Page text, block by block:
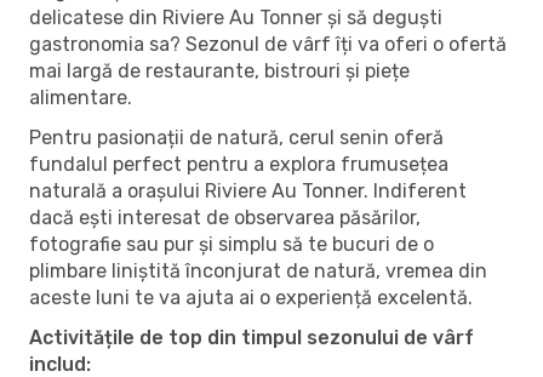
delicatese din Riviere Au Tonner și să deguști
gastronomia sa? Sezonul de vârf îți va oferi o ofertă
mai largă de restaurante, bistrouri și piețe
alimentare.
Pentru pasionații de natură, cerul senin oferă
fundalul perfect pentru a explora frumusețea
naturală a orașului Riviere Au Tonner. Indiferent
dacă ești interesat de observarea păsărilor,
fotografie sau pur și simplu să te bucuri de o
plimbare liniștită înconjurat de natură, vremea din
aceste luni te va ajuta ai o experiență excelentă.
Activitățile de top din timpul sezonului de vârf
includ: